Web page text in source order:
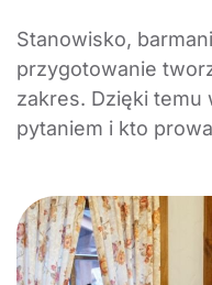
Stanowisko,
przygotowanie
zakres. Dzięki temu
pytaniem i kto